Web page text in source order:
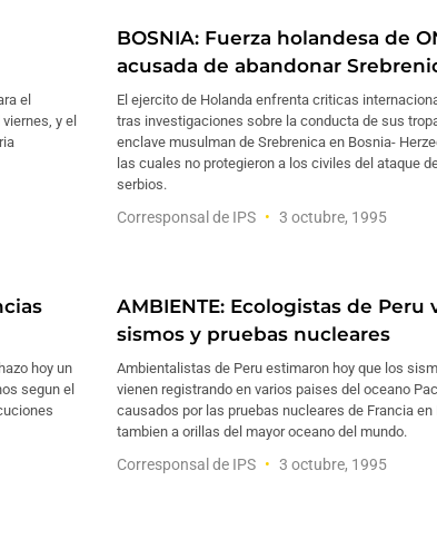
el
y el
BOSNIA: Fuerza holandesa de
acusada de abandonar
El ejercito de Holanda enfrenta criticas
tras investigaciones sobre la conducta de sus
enclave musulman de Srebrenica en Bosnia-
las cuales no protegieron a los civiles del ataque
serbios.
Corresponsal de IPS 3 octubre, 1995
hoy un
segun el
AMBIENTE: Ecologistas de Peru
sismos y pruebas nucleares
Ambientalistas de Peru estimaron hoy que los
vienen registrando en varios paises del oceano
causados por las pruebas nucleares de Francia en
tambien a orillas del mayor oceano del mundo.
Corresponsal de IPS 3 octubre, 1995